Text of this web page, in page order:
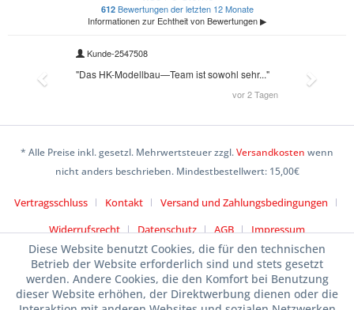
* Alle Preise inkl. gesetzl. Mehrwertsteuer zzgl.Versandkosten wenn
nicht anders beschrieben. Mindestbestellwert: 15,00€
Vertragsschluss Kontakt
Versand und Zahlungsbedingungen
Widerrufsrecht
Datenschutz AGB Impressum
Diese Website benutzt Cookies, die für den technischen
Betrieb der Website erforderlich sind und stets gesetzt
werden. Andere Cookies, die den Komfort bei Benutzung
dieser Website erhöhen, der Direktwerbung dienen oder die